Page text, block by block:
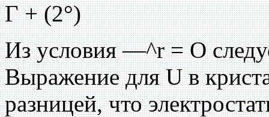
Г + (2°)
Из условия —^r = O
Выражение для U в
разницей, что